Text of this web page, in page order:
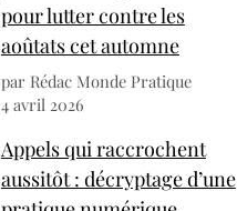
pour lutter contre les
aoûtats cet automne
par Rédac Monde Pratique
4 avril 2026
Appels qui raccrochent
aussitôt : décryptage d’une